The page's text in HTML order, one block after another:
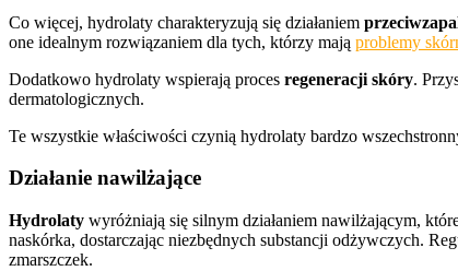
Co więcej, hydrolaty charakteryzują się działaniem
one idealnym rozwiązaniem dla tych, którzy mają problemy
Dodatkowo hydrolaty wspierają proces regeneracji skóry.
dermatologicznych.
Te wszystkie właściwości czynią hydrolaty bardzo
Działanie nawilżające
Hydrolaty wyróżniają się silnym działaniem nawilżającym,
naskórka, dostarczając niezbędnych substancji odżywczych.
zmarszczek.